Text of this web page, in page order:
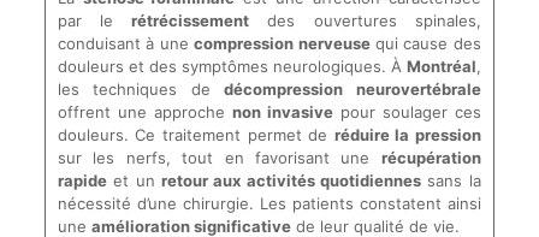
par lerétrécissement des ouvertures spinales,
conduisant à unecompression nerveusequi cause des
douleurs et des symptômes neurologiques. À Montréal,
les techniques dedécompression neurovertébrale
offrent une approche non invasivepour soulager ces
douleurs. Ce traitement permet de réduire la pression
sur les nerfs, tout en favorisant une récupération
rapideet un retour aux activités quotidiennes sans la
nécessité d’une chirurgie. Les patients constatent ainsi
une amélioration significativede leur qualité de vie.